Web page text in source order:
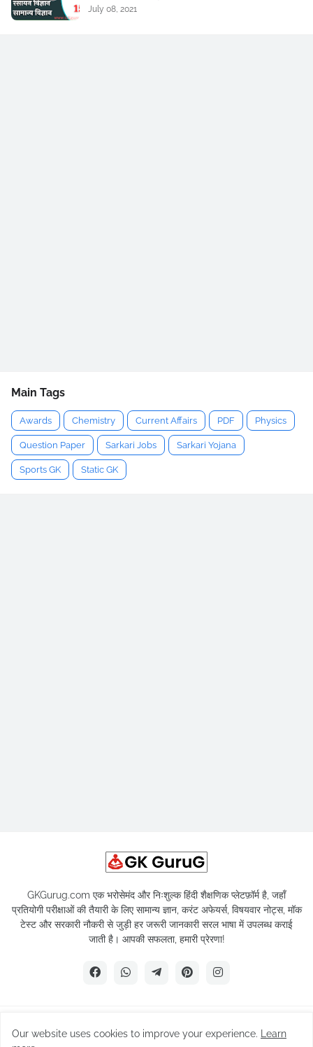
July 08, 2021
Main Tags
Awards Chemistry Current Affairs PDF Physics
Question Paper Sarkari Jobs Sarkari Yojana
Sports GK Static GK
GKGurug.com एक भरोसेमंद और निःशुल्क हिंदी शैक्षणिक प्लेटफ़ॉर्म है, जहाँ
प्रतियोगी परीक्षाओं की तैयारी के लिए सामान्य ज्ञान, करंट अफेयर्स, विषयवार नोट्स, मॉक
टेस्ट और सरकारी नौकरी से जुड़ी हर जरूरी जानकारी सरल भाषा में उपलब्ध कराई
जाती है। आपकी सफलता, हमारी प्रेरणा!
Copyright © 2025 -Gk GuruG : leading Govt Exam Preparation
Our website uses cookies to improve your experience.
Learn